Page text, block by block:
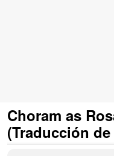
Choram as
(Traducción